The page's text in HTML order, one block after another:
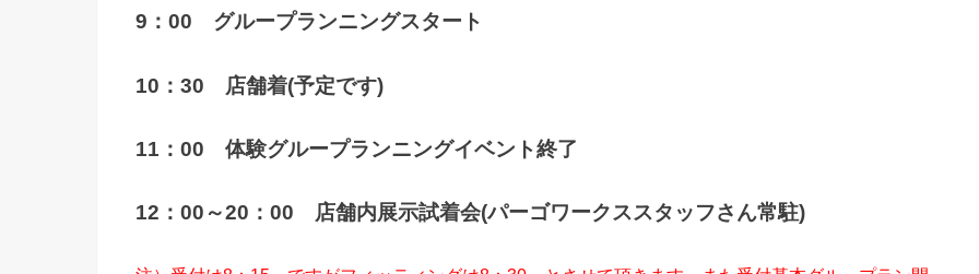
9：00 グループランニングスタート
10：30 店舗着(予定です)
11：00 体験グループランニングイベント終了
12：00～20：00 店舗内展示試着会(パーゴワークススタッフさん常駐)